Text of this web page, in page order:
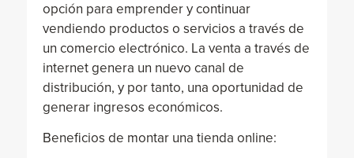
opción para emprender y continuar
vendiendo productos o servicios a través de
un comercio electrónico. La venta a través de
internet genera un nuevo canal de
distribución, y por tanto, una oportunidad de
generar ingresos económicos.
Beneficios de montar una tienda online: